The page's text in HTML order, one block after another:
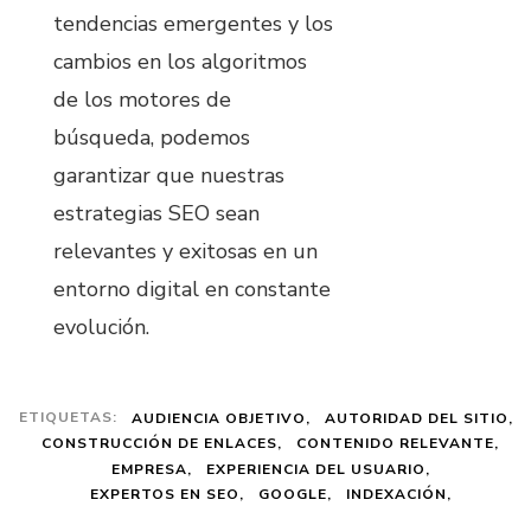
tendencias emergentes y los
cambios en los algoritmos
de los motores de
búsqueda, podemos
garantizar que nuestras
estrategias SEO sean
relevantes y exitosas en un
entorno digital en constante
evolución.
ETIQUETAS: AUDIENCIA OBJETIVO
AUTORIDAD DEL SITIO
CONSTRUCCIÓN DE ENLACES
CONTENIDO RELEVANTE
EMPRESA
EXPERIENCIA DEL USUARIO
EXPERTOS EN SEO
GOOGLE
INDEXACIÓN